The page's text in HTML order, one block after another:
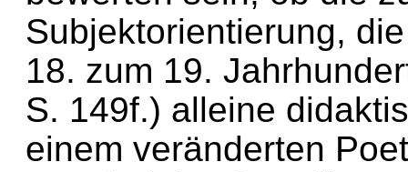
Subjektorientierung,
18. zum 19.
S. 149f.) alleine
einem veränderten